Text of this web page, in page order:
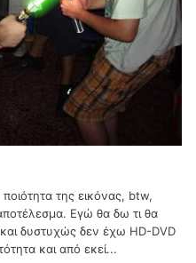
της εικόνας, btw,
Εγώ θα δω τι θα
δυστυχώς δεν έχω HD-DVD
και από εκεί...